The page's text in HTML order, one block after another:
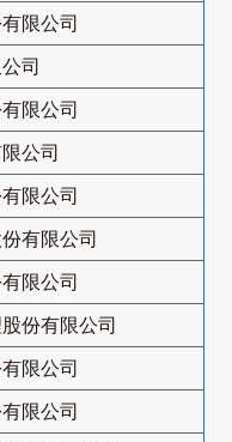
限公司
司
限公司
公司
限公司
有限公司
限公司
份有限公司
限公司
限公司